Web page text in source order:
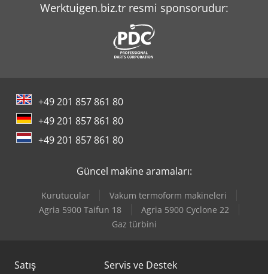
Hitachi Zx210Lc-6
Hitachi Zx38U-6
Hitachi Zx55U-6
Komatsu Hb365Lc-3
Komatsu Wa480-6
Werktuigen.biz.tr resmi sponsorudur:
+49 201 857 861 80
+49 201 857 861 80
+49 201 857 861 80
Güncel makine aramaları:
Kurutucular
Vakum termoform makineleri
Agria 5900 Taifun 18
Agria 5900 Cyclone 22
Gaz türbini
Satış Servis ve Destek